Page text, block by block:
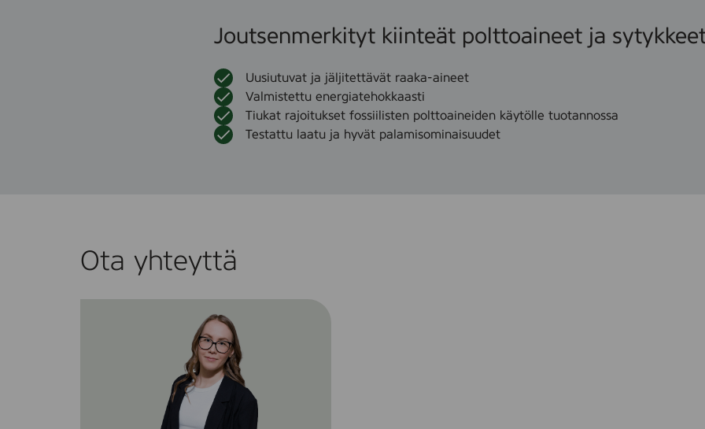
Joutsenmerkityt kiinteät polttoaineet ja
Uusiutuvat ja jäljitettävät raaka-aineet
Valmistettu energiatehokkaasti
Tiukat rajoitukset fossiilisten polttoaineiden käytölle tuotannossa
Testattu laatu ja hyvät palamisominaisuudet
Ota yhteyttä